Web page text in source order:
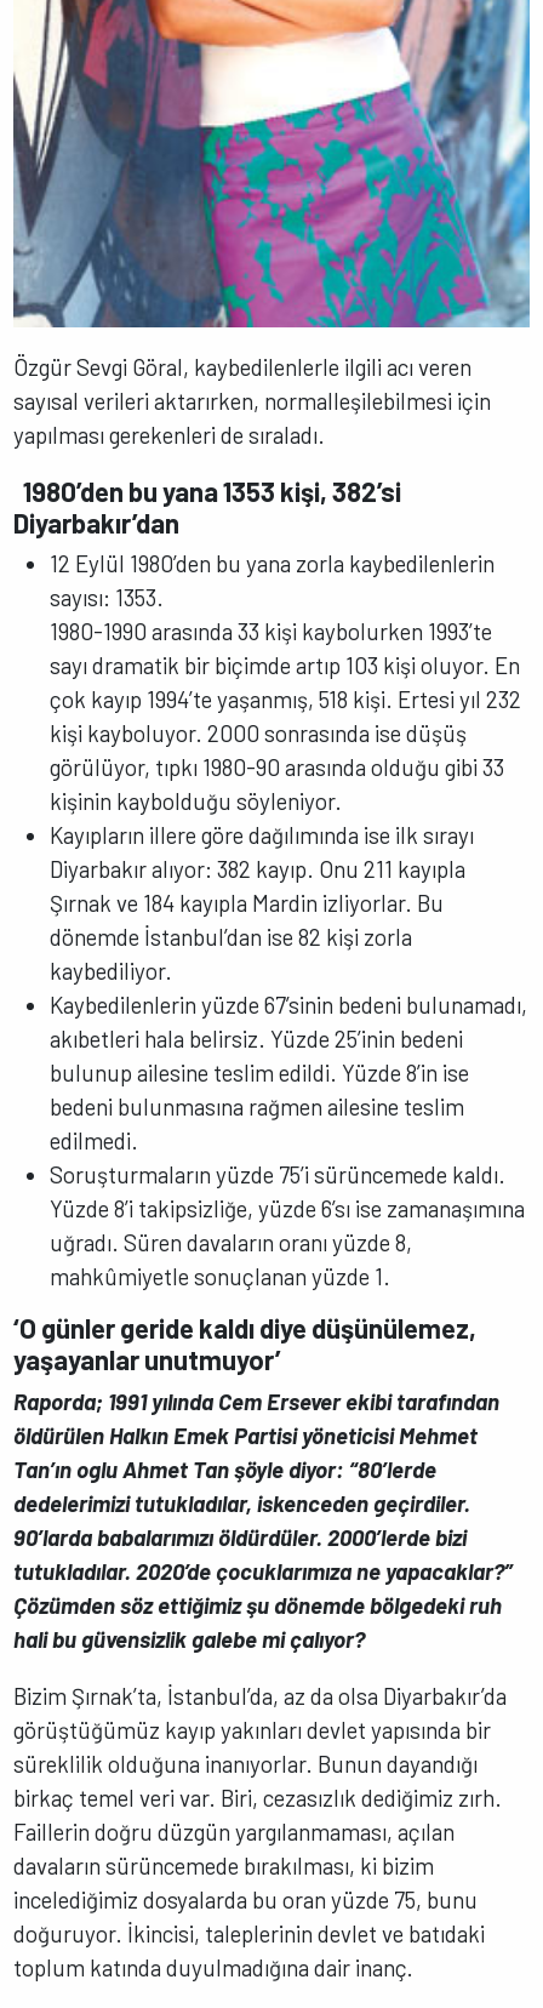
Özgür Sevgi Göral, kaybedilenlerle ilgili acı veren
sayısal verileri aktarırken, normalleşilebilmesi için
yapılması gerekenleri de sıraladı.
1980’den bu yana 1353 kişi, 382’si
Diyarbakır’dan
12 Eylül 1980’den bu yana zorla kaybedilenlerin
sayısı: 1353.
1980-1990 arasında 33 kişi kaybolurken 1993’te
sayı dramatik bir biçimde artıp 103 kişi oluyor. En
çok kayıp 1994’te yaşanmış, 518 kişi. Ertesi yıl 232
kişi kayboluyor. 2000 sonrasında ise düşüş
görülüyor, tıpkı 1980-90 arasında olduğu gibi 33
kişinin kaybolduğu söyleniyor.
Kayıpların illere göre dağılımında ise ilk sırayı
Diyarbakır alıyor: 382 kayıp. Onu 211 kayıpla
Şırnak ve 184 kayıpla Mardin izliyorlar. Bu
dönemde İstanbul’dan ise 82 kişi zorla
kaybediliyor.
Kaybedilenlerin yüzde 67’sinin bedeni bulunamadı,
akıbetleri hala belirsiz. Yüzde 25’inin bedeni
bulunup ailesine teslim edildi. Yüzde 8’in ise
bedeni bulunmasına rağmen ailesine teslim
edilmedi.
Soruşturmaların yüzde 75’i sürüncemede kaldı.
Yüzde 8’i takipsizliğe, yüzde 6’sı ise zamanaşımına
uğradı. Süren davaların oranı yüzde 8,
mahkûmiyetle sonuçlanan yüzde 1.
‘O günler geride kaldı diye düşünülemez,
yaşayanlar unutmuyor’
Raporda; 1991 yılında Cem Ersever ekibi tarafından
öldürülen Halkın Emek Partisi yöneticisi Mehmet
Tan’ın oglu Ahmet Tan şöyle diyor: “80’lerde
dedelerimizi tutukladılar, iskenceden geçirdiler.
90’larda babalarımızı öldürdüler. 2000’lerde bizi
tutukladılar. 2020’de çocuklarımıza ne yapacaklar?”
Çözümden söz ettiğimiz şu dönemde bölgedeki ruh
hali bu güvensizlik galebe mi çalıyor?
Bizim Şırnak’ta, İstanbul’da, az da olsa Diyarbakır’da
görüştüğümüz kayıp yakınları devlet yapısında bir
süreklilik olduğuna inanıyorlar. Bunun dayandığı
birkaç temel veri var. Biri, cezasızlık dediğimiz zırh.
Faillerin doğru düzgün yargılanmaması, açılan
davaların sürüncemede bırakılması, ki bizim
incelediğimiz dosyalarda bu oran yüzde 75, bunu
doğuruyor. İkincisi, taleplerinin devlet ve batıdaki
toplum katında duyulmadığına dair inanç.